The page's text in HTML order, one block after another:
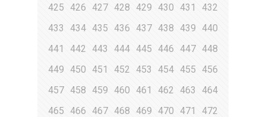
425 426 427 428 429 430 431
432
433
434 435 436 437 438 439
440
441
442 443 444 445 446 447 448
449
450 451 452 453 454 455
456
457 458 459 460 461 462 463
464
465
466 467 468 469 470 471
472